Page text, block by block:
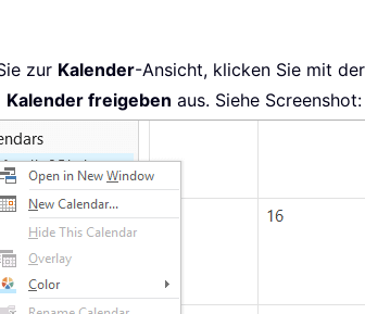
zur Kalender-Ansicht, klicken Sie mit
Kalender freigeben aus. Siehe Screenshot: